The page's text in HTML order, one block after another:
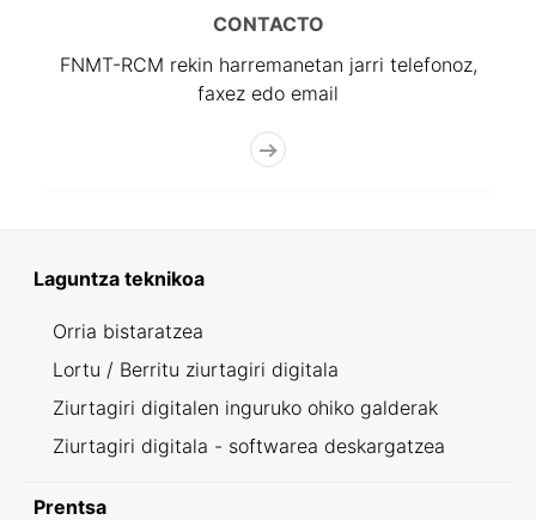
CONTACTO
FNMT-RCM rekin harremanetan jarri telefonoz,
faxez edo email
Laguntza teknikoa
Orria bistaratzea
Lortu / Berritu ziurtagiri digitala
Ziurtagiri digitalen inguruko ohiko galderak
Ziurtagiri digitala - softwarea deskargatzea
Prentsa